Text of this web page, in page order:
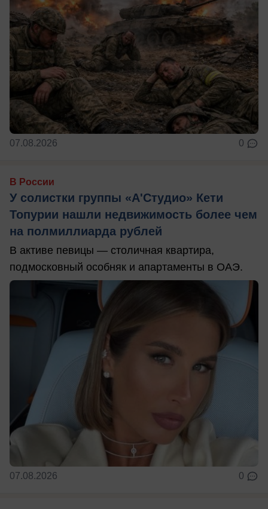
07.08.2026 0
В России
У солистки группы «А'Студио» Кети
Топурии нашли недвижимость более чем
на полмиллиарда рублей
В активе певицы — столичная квартира,
подмосковный особняк и апартаменты в ОАЭ.
07.08.2026 0